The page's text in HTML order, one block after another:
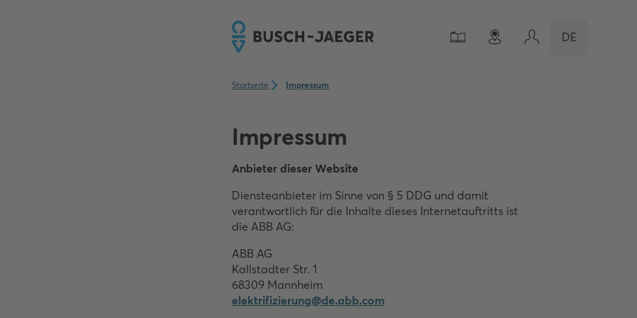
DE
Startseite Impressum
Impressum
Anbieter dieser Website
Diensteanbieter im Sinne von § 5 DDG und damit
verantwortlich für die Inhalte dieses Internetauftritts ist
die ABB AG:
ABB AG
Kallstadter Str. 1
68309 Mannheim
elektrifizierung@de.abb.com